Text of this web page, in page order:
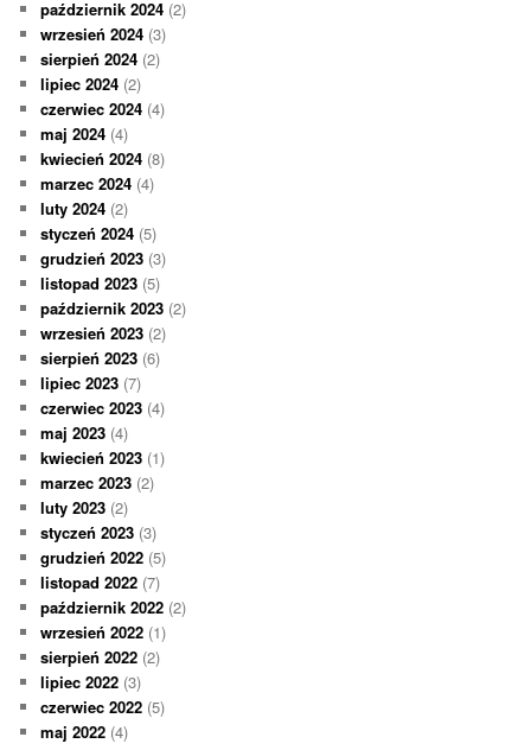
październik 2024 (2)
wrzesień 2024 (3)
sierpień 2024 (2)
lipiec 2024 (2)
czerwiec 2024 (4)
maj 2024 (4)
kwiecień 2024 (8)
marzec 2024 (4)
luty 2024 (2)
styczeń 2024 (5)
grudzień 2023 (3)
listopad 2023 (5)
październik 2023 (2)
wrzesień 2023 (2)
sierpień 2023 (6)
lipiec 2023 (7)
czerwiec 2023 (4)
maj 2023 (4)
kwiecień 2023 (1)
marzec 2023 (2)
luty 2023 (2)
styczeń 2023 (3)
grudzień 2022 (5)
listopad 2022 (7)
październik 2022 (2)
wrzesień 2022 (1)
sierpień 2022 (2)
lipiec 2022 (3)
czerwiec 2022 (5)
maj 2022 (4)